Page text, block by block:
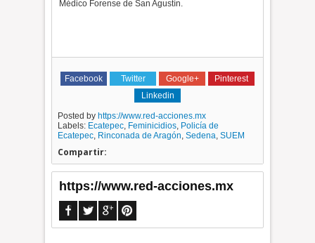
Médico Forense de San Agustín.
Facebook Twitter Google+
Pinterest
Linkedin
Posted by https://www.red-acciones.mx
Labels: Ecatepec, Feminicidios, Policía de
Ecatepec, Rinconada de Aragón,Sedena,SUEM
Compartir:
https://www.red-acciones.mx